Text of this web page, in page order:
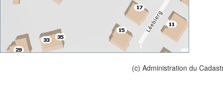
(c) Administration du